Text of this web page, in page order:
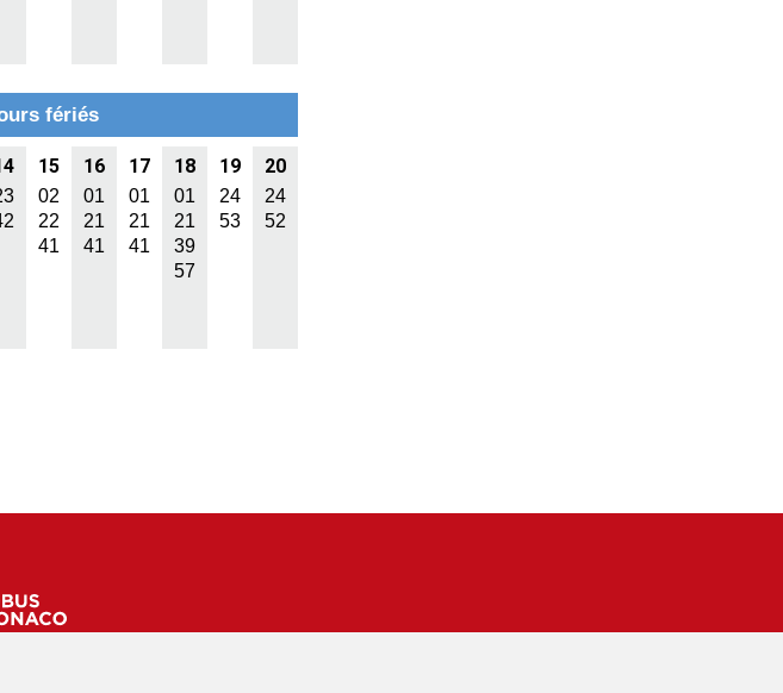
fériés
15 16 17 18 19 20
02
22
41
01
21
41
01
21
41
01
21
39
57
24
53
24
52